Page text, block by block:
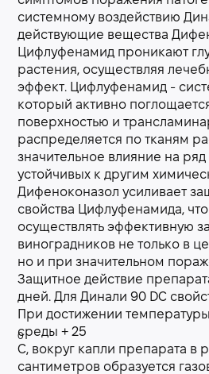
системному воздействию
действующие вещества
Цифлуфенамид проникают
растения, осуществляя
эффект. Цифлуфенамид -
который активно
поверхностью и
распределяется по тканям
значительное влияние на ряд
устойчивых к другим
Дифеноконазол усиливает
свойства Цифлуфенамида,
осуществлять эффективную
виноградников не только в
но и при значительном
Защитное действие
дней. Для Динали 90 DC
При достижении
среды + 25
0
С, вокруг капли препарата в
сантиметров образуется